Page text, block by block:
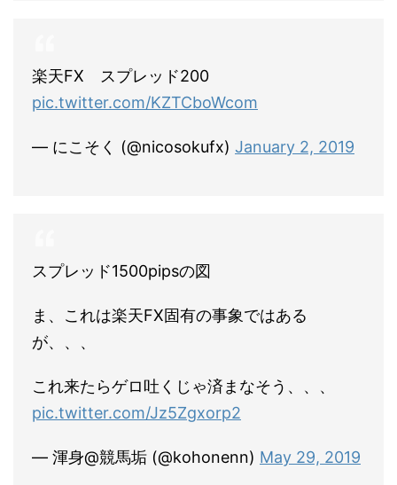
楽天FX スプレッド200
pic.twitter.com/KZTCboWcom
— にこそく (@nicosokufx) January 2, 2019
スプレッド1500pipsの図
ま、これは楽天FX固有の事象ではある
が、、、
これ来たらゲロ吐くじゃ済まなそう、、、
pic.twitter.com/Jz5Zgxorp2
— 渾身@競馬垢 (@kohonenn) May 29, 2019